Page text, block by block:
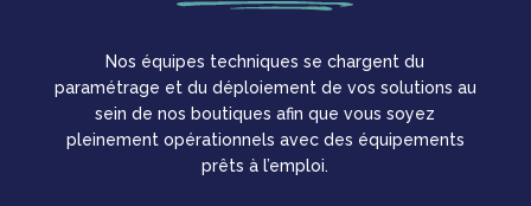
Nos équipes techniques se chargent du
paramétrage et du déploiement de vos solutions au
sein de nos boutiques afin que vous soyez
pleinement opérationnels avec des équipements
prêts à l’emploi.